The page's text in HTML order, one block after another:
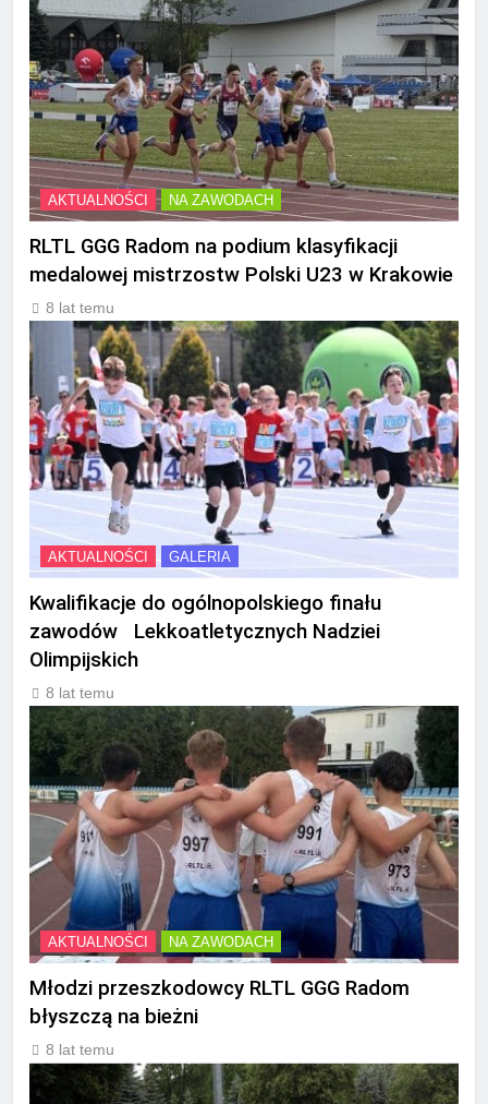
AKTUALNOŚCI NA ZAWODACH
RLTL GGG Radom na podium klasyfikacji
medalowej mistrzostw Polski U23 w Krakowie
8 lat temu
AKTUALNOŚCI GALERIA
Kwalifikacje do ogólnopolskiego finału
zawodów Lekkoatletycznych Nadziei
Olimpijskich
8 lat temu
AKTUALNOŚCI NA ZAWODACH
Młodzi przeszkodowcy RLTL GGG Radom
błyszczą na bieżni
8 lat temu